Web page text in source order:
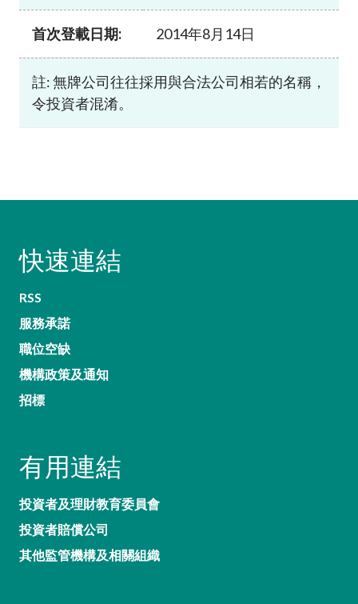
首次登載日期: 2014年8月14日
註: 無牌公司往往採用與合法公司相若的名稱，
令投資者混淆。
快速連結
RSS
服務承諾
職位空缺
機構政策及通知
招標
有用連結
投資者及理財教育委員會
投資者賠償公司
其他監管機構及相關組織